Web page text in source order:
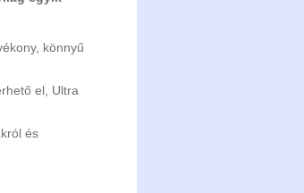
könnyű
el, Ultra
és